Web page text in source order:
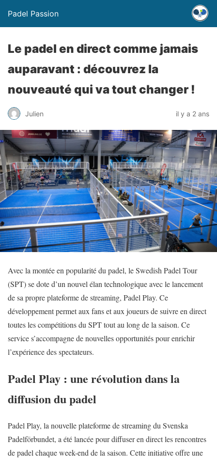
Padel Passion
Le padel en direct comme jamais
auparavant : découvrez la
nouveauté qui va tout changer !
Julien il y a 2 ans
Avec la montée en popularité du padel, le Swedish Padel Tour
(SPT) se dote d’un nouvel élan technologique avec le lancement
de sa propre plateforme de streaming, Padel Play. Ce
développement permet aux fans et aux joueurs de suivre en direct
toutes les compétitions du SPT tout au long de la saison. Ce
service s’accompagne de nouvelles opportunités pour enrichir
l’expérience des spectateurs.
Padel Play : une révolution dans la
diffusion du padel
Padel Play, la nouvelle plateforme de streaming du Svenska
Padelförbundet, a été lancée pour diffuser en direct les rencontres
de padel chaque week-end de la saison. Cette initiative offre une